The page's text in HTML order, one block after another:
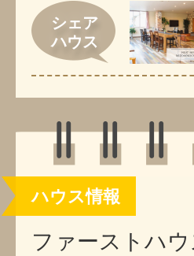
シェア
ハウス
ハウス情報
ファーストハ